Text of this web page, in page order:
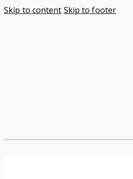
Skip to content Skip to footer